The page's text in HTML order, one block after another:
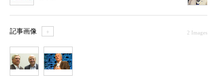
記事画像 ＋ 2 Images